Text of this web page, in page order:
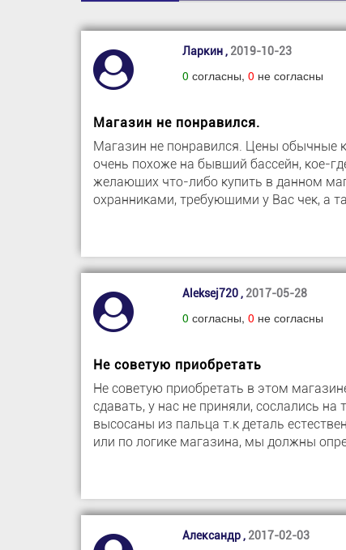
Ларкин , 2019-10-23
0 согласны, 0 не согласны
Магазин не понравился.
Магазин не понравился. Цены обычные
очень похоже на бывший бассейн, кое-
желающих что-либо купить в данном
охранниками, требующими у Вас чек, а
Aleksej720 , 2017-05-28
0 согласны, 0 не согласны
Не советую приобретать
Не советую приобретать в этом
сдавать, у нас не приняли, сослались
высосаны из пальца т.к деталь
или по логике магазина, мы должны
Александр , 2017-02-03